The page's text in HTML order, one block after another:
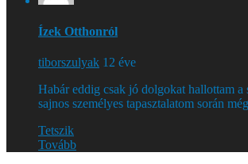
Ízek Otthonról
tiborszulyak 12 éve
Habár eddig csak jó dolgokat hallottam a
sajnos személyes tapasztalatom során
Tetszik
Tovább